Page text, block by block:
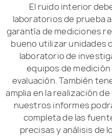
El ruido interior
laboratorios de prueba
garantía de mediciones
bueno utilizar unidades
laboratorio de
equipos de
evaluación. También
amplia en la realización
nuestros informes
completa de las
precisas y análisis de